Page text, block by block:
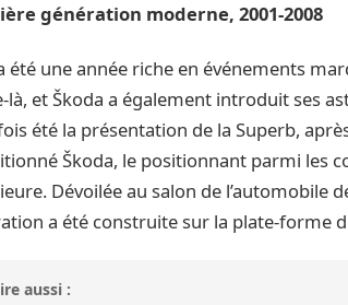
génération moderne, 2001-2008
été une année riche en événements
là, et Škoda a également introduit ses
été la présentation de la Superb,
Škoda, le positionnant parmi les
Dévoilée au salon de l’automobile
a été construite sur la plate-forme
aussi :